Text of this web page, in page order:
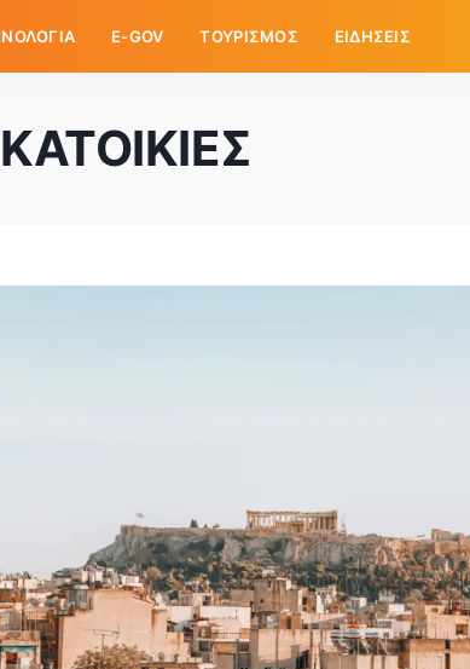
E-GOV ΤΟΥΡΙΣΜΟΣ ΕΙΔΗΣΕΙΣ